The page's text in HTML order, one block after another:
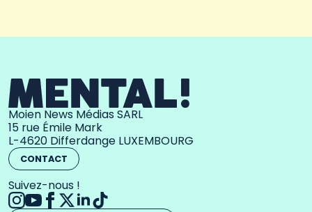
Moien News Médias SARL
15 rue Émile Mark
L-4620 Differdange LUXEMBOURG
CONTACT
Suivez-nous !